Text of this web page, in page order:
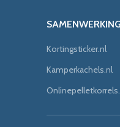
Kortingsticker.nl
Kamperkachels.nl